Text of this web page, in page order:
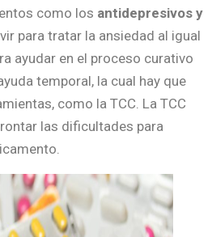
como los antidepresivos y
para tratar la ansiedad al igual
ayudar en el proceso curativo
temporal, la cual hay que
como la TCC. La TCC
las dificultades para